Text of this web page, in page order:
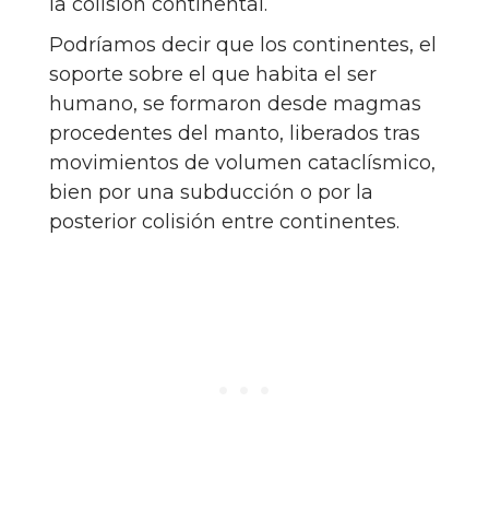
Podríamos decir que los continentes, el
soporte sobre el que habita el ser
humano, se formaron desde magmas
procedentes del manto, liberados tras
movimientos de volumen cataclísmico,
bien por una subducción o por la
posterior colisión entre continentes.